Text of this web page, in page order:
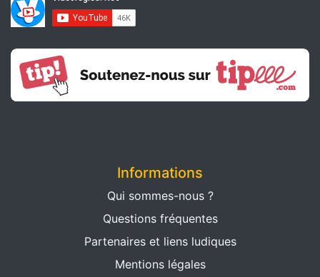
Informations
Qui sommes-nous ?
Questions fréquentes
Partenaires et liens ludiques
Mentions légales